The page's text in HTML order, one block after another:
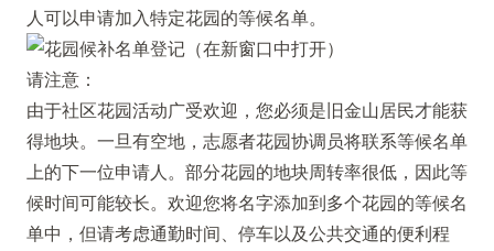
人可以申请加入特定花园的等候名单。
请注意：
由于社区花园活动广受欢迎，您必须是旧金山居民才能获
得地块。一旦有空地，志愿者花园协调员将联系等候名单
上的下一位申请人。部分花园的地块周转率很低，因此等
候时间可能较长。欢迎您将名字添加到多个花园的等候名
单中，但请考虑通勤时间、停车以及公共交通的便利程